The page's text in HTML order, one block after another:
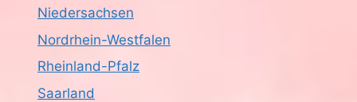
Niedersachsen
Nordrhein-Westfalen
Rheinland-Pfalz
Saarland